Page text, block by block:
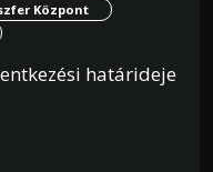
Központ
határideje